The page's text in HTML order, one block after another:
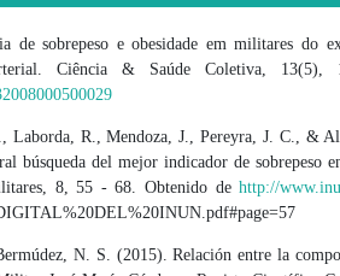
de sobrepeso e obesidade em militares do
Ciência & Saúde Coletiva, 13(5),
Laborda, R., Mendoza, J., Pereyra, J. C., &
búsqueda del mejor indicador de sobrepeso
8, 55 - 68. Obtenido dehttp://
N. S. (2015). Relación entre la